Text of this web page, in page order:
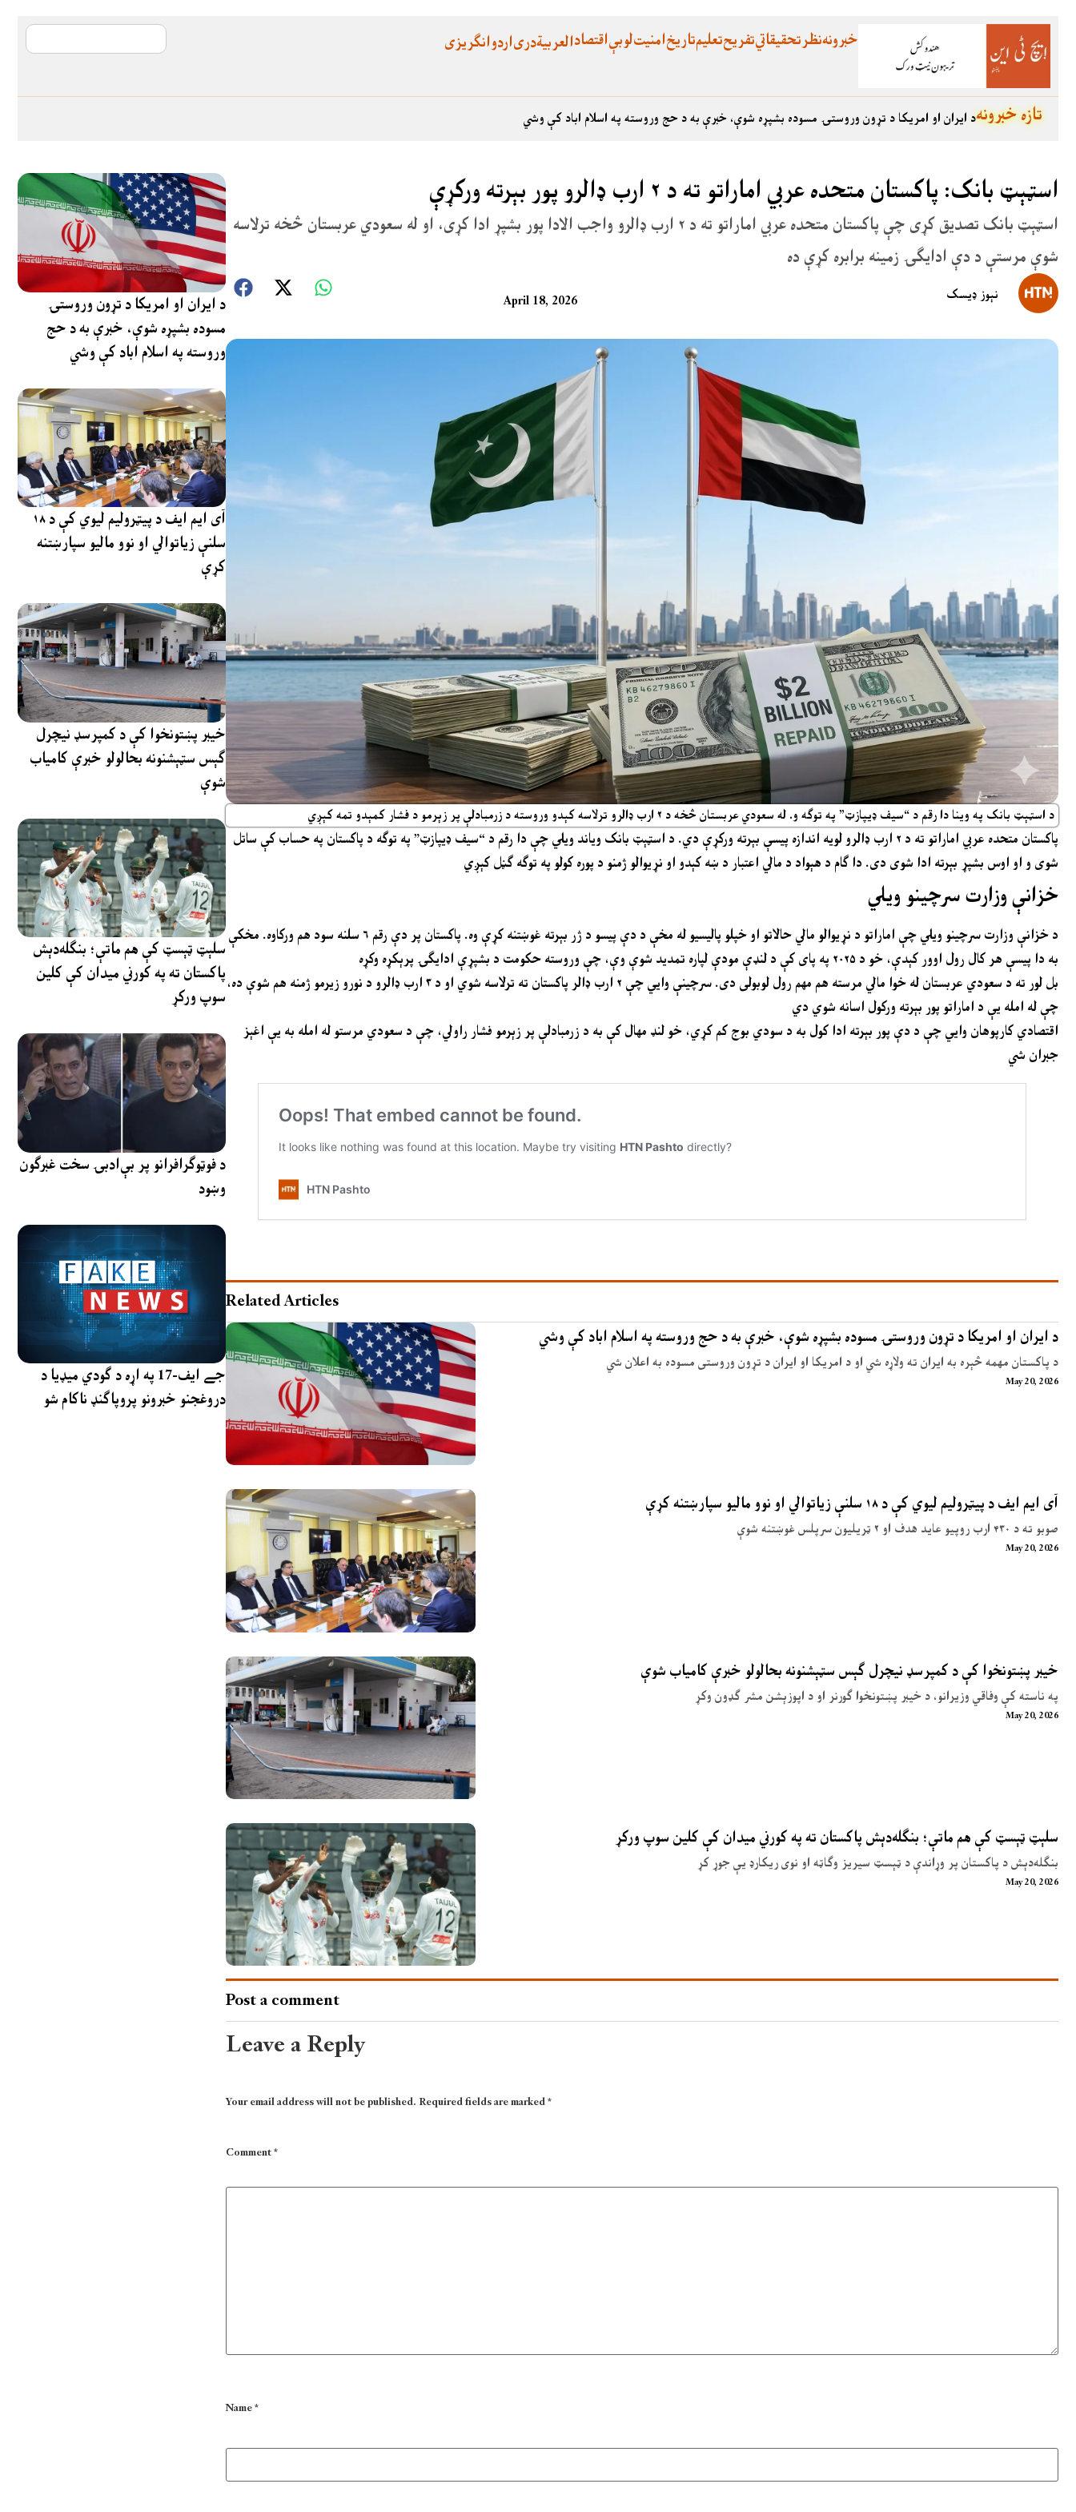
اقتصادلوبېامنیتتاریختعلیمتفریحتحقیقاتينظرخبرونه انگریزیاردودریالعربية
د ایران او امریکا د تړون وروستۍ مسوده بشپړه شوې، خبرې به د حج وروسته په اسلام اباد کې وشيتازه خبرونه
د ایران او امریکا د تړون وروستۍ
مسوده بشپړه شوې، خبرې به د حج
وروسته په اسلام اباد کې وشي
آی ایم ایف د پیټرولیم لیوي کې د ۱۸
سلنې زیاتوالي او نوو مالیو سپارښتنه
کړې
خیبر پښتونخوا کې د کمپرسډ نیچرل
ګېس سټېشنونه بحالولو خبرې کامیاب
شوې
سلېټ ټېسټ کې هم ماتې؛ بنګله‌دېش
پاکستان ته په کورني میدان کې کلین
سوپ ورکړ
د فوټوګرافرانو پر بې‌ادبۍ سخت غبرګون
وښود
جے ایف-17 په اړه د ګودي میډیا د
دروغجنو خبرونو پروپاګنډ ناکام شو
اسټېټ بانک: پاکستان متحده عربي اماراتو ته د ۲ ارب ډالرو پور بېرته ورکړې
اسټېټ بانک تصدیق کړی چې پاکستان متحده عربي اماراتو ته د ۲ ارب ډالرو واجب الادا پور بشپړ ادا کړی، او له سعودي عربستان څخه ترلاسه
شوې مرستې د دې ادایګۍ زمینه برابره کړې ده
April 18, 2026 نېوز ډیسک
د اسټېټ بانک په وینا دا رقم د “سیف ډیپازټ” په توګه و. له سعودي عربستان څخه د ۲ ارب ډالرو ترلاسه کېدو وروسته د زرمبادلې پر زېرمو د فشار کمېدو تمه کېږي
پاکستان متحده عربي اماراتو ته د ۲ ارب ډالرو لویه اندازه پیسې بېرته ورکړې دي. د اسټېټ بانک ویاند ویلي چې دا رقم د “سیف ډیپازټ” په توګه د پاکستان په حساب کې ساتل
شوی و او اوس بشپړ بېرته ادا شوی دی. دا ګام د هېواد د مالي اعتبار د ښه کېدو او نړیوالو ژمنو د پوره کولو په توګه ګڼل کېږي
خزانې وزارت سرچینو ویلي
د خزانې وزارت سرچینو ویلي چې اماراتو د نړیوالو مالي حالاتو او خپلو پالیسیو له مخې د دې پیسو د ژر بېرته غوښتنه کړې وه. پاکستان پر دې رقم ۶ سلنه سود هم ورکاوه. مخکې
به دا پیسې هر کال رول اوور کېدې، خو د ۲۰۲۵ په پای کې د لنډې مودې لپاره تمدید شوې وې، چې وروسته حکومت د بشپړې ادایګۍ پرېکړه وکړه
بل لور ته د سعودي عربستان له خوا مالي مرسته هم مهم رول لوبولی دی. سرچینې وايي چې ۲ ارب ډالر پاکستان ته ترلاسه شوي او د ۳ ارب ډالرو د نورو زیرمو ژمنه هم شوې ده،
چې له امله یې د اماراتو پور بېرته ورکول اسانه شوي دي
اقتصادي کارپوهان وایي چې د دې پور بېرته ادا کول به د سودي بوج کم کړي، خو لنډ مهال کې به د زرمبادلې پر زېرمو فشار راولي، چې د سعودي مرستو له امله به یې اغېز
جبران شي
Related Articles
د ایران او امریکا د تړون وروستۍ مسوده بشپړه شوې، خبرې به د حج وروسته په اسلام اباد کې وشي
د پاکستان مهمه څېره به ایران ته ولاړه شي او د امریکا او ایران د تړون وروستی مسوده به اعلان شي
May 20, 2026
آی ایم ایف د پیټرولیم لیوي کې د ۱۸ سلنې زیاتوالي او نوو مالیو سپارښتنه کړې
صوبو ته د ۴۳۰ ارب روپیو عاید هدف او ۲ ټریلیون سرپلس غوښتنه شوې
May 20, 2026
خیبر پښتونخوا کې د کمپرسډ نیچرل ګېس سټېشنونه بحالولو خبرې کامیاب شوې
په ناسته کې وفاقي وزیرانو، د خیبر پښتونخوا ګورنر او د اپوزېشن مشر ګډون وکړ
May 20, 2026
سلېټ ټېسټ کې هم ماتې؛ بنګله‌دېش پاکستان ته په کورني میدان کې کلین سوپ ورکړ
بنګله‌دېش د پاکستان پر وړاندې د ټېسټ سیریز وګاټه او نوی ریکارډ یې جوړ کړ
May 20, 2026
Post a comment
Leave a Reply
Your email address will not be published.Required fields are marked*
Comment*
Name*